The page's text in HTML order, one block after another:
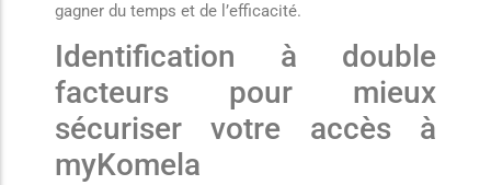
gagner du temps et de l’efficacité.
Identification à double
facteurs pour mieux
sécuriser votre accès à
myKomela